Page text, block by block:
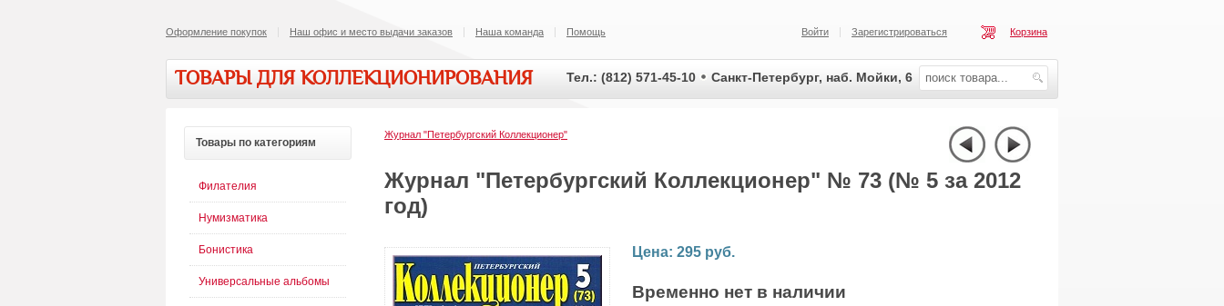
Оформление покупок Наш офис и место выдачи заказов Наша команда Помощь Корзина
Зарегистрироваться
Войти
ТОВАРЫ ДЛЯ КОЛЛЕКЦИОНИРОВАНИЯ Тел.: (812) 571-45-10 Санкт-Петербург, наб. Мойки, 6
Журнал "Петербургский Коллекционер"
Журнал "Петербургский Коллекционер" № 73 (№ 5 за 2012
год)
Цена: 295 руб.
Временно нет в наличии
Товары по категориям
Филателия
Нумизматика
Бонистика
Универсальные альбомы